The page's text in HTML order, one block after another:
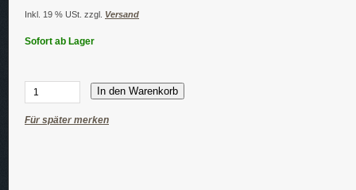
Inkl. 19 % USt. zzgl. Versand
Sofort ab Lager
In den Warenkorb
Für später merken